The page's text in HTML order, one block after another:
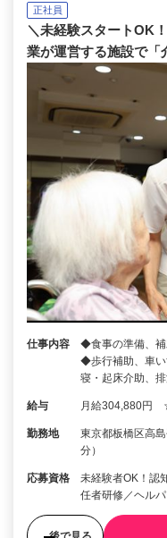
正社員
＼未経験スタートOK
業が運営する施設で「
仕事内容
◆食事の準備、
◆歩行補助、車
寝・起床介助、
給与 月給304,880円
勤務地
東京都板橋区高
分）
応募資格
未経験者OK！認
任者研修／ヘル